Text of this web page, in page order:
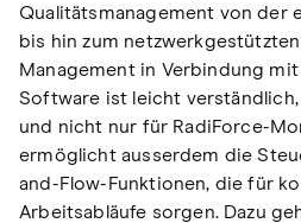
Qualitätsmanagement von der
bis hin zum
Management in Verbindung mit
Software ist leicht
und nicht nur für RadiForce-
ermöglicht ausserdem die
and-Flow-Funktionen, die für
Arbeitsabläufe sorgen. Dazu